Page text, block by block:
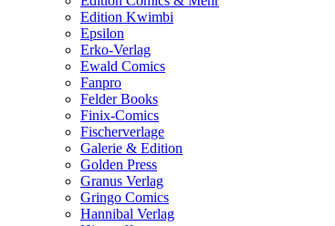
Edition Kwimbi
Epsilon
Erko-Verlag
Ewald Comics
Fanpro
Felder Books
Finix-Comics
Fischerverlage
Galerie & Edition
Golden Press
Granus Verlag
Gringo Comics
Hannibal Verlag